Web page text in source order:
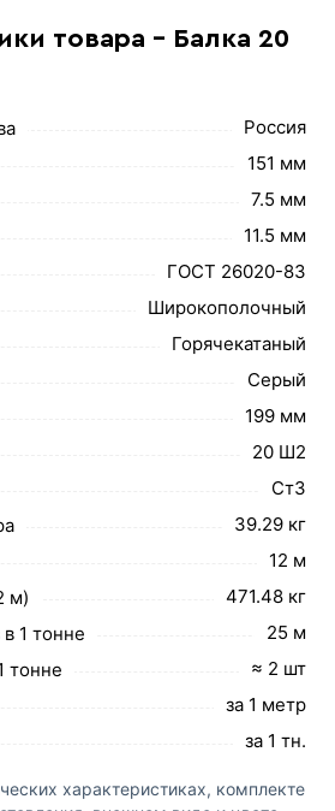
товара - Балка 20
Россия
151 мм
7.5 мм
11.5 мм
ГОСТ 26020-83
Широкополочный
Горячекатаный
Серый
199 мм
20 Ш2
Ст3
39.29 кг
12 м
м)
471.48 кг
1 тонне
25 м
тонне
≈ 2 шт
за 1 метр
за 1 тн.
характеристиках, комплекте